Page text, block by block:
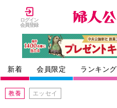
ログイン
会員登録
新着 会員限定 ランキング
教養 エッセイ